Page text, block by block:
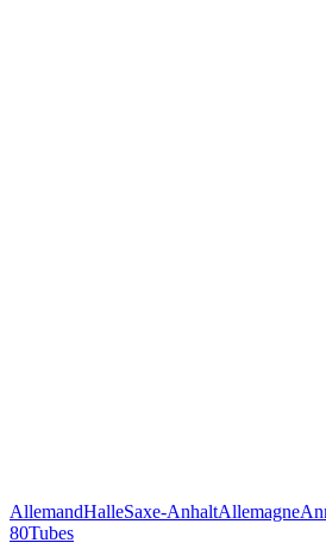
AllemandHalleSaxe-AnhaltAllemagne
80Tubes